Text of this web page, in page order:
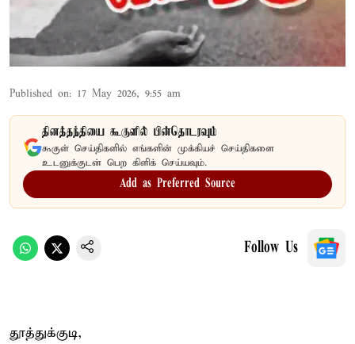
Published on: 17 May 2026, 9:55 am
தினத்தந்தியை கூகுளில் பின்தொடரவும்
கூகுள் செய்திகளில் எங்களின் முக்கியச் செய்திகளை
உடனுக்குடன் பெற கிளிக் செய்யவும்.
Add as Preferred Source
Follow Us
தூத்துக்குடி,